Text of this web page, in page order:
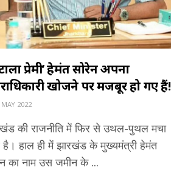
प्रेमी’ हेमंत सोरेन अपना
खोजने पर मजबूर हो गए हैं!
2022
की राजनीति में फिर से उथल-पुथल मचा
हाल ही में झारखंड के मुख्यमंत्री हेमंत
का नाम उस जमीन के ...